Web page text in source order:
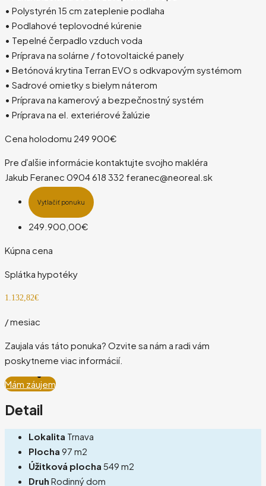
• Polystyrén 15 cm zateplenie podlaha
• Podlahové teplovodné kúrenie
• Tepelné čerpadlo vzduch voda
• Príprava na solárne / fotovoltaické panely
• Betónová krytina Terran EVO s odkvapovým systémom
• Sadrové omietky s bielym náterom
• Príprava na kamerový a bezpečnostný systém
• Príprava na el. exteriérové žalúzie
Cena holodomu 249 900€
Pre ďalšie informácie kontaktujte svojho makléra
Jakub Feranec 0904 618 332 feranec@neoreal.sk
Vytlačiť ponuku
249.900,00€
Kúpna cena
Splátka hypotéky
1.132,82€
/ mesiac
Zaujala vás táto ponuka? Ozvite sa nám a radi vám
poskytneme viac informácií.
Mám záujem
Detail
Lokalita Trnava
Plocha 97 m2
Úžitková plocha 549 m2
Druh Rodinný dom